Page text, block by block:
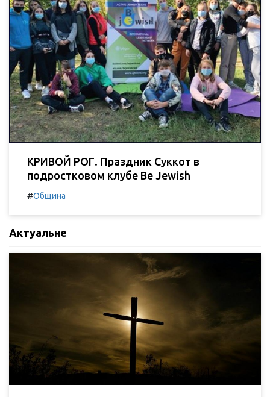
КРИВОЙ РОГ. Праздник Суккот в
подростковом клубе Be Jewish
#Община
Актуальне